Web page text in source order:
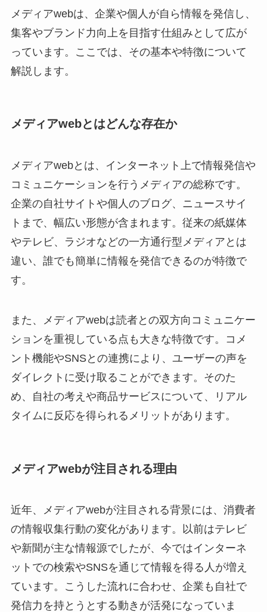
メディアwebは、企業や個人が自ら情報を発信し、
集客やブランド力向上を目指す仕組みとして広が
っています。ここでは、その基本や特徴について
解説します。
メディアwebとはどんな存在か
メディアwebとは、インターネット上で情報発信や
コミュニケーションを行うメディアの総称です。
企業の自社サイトや個人のブログ、ニュースサイ
トまで、幅広い形態が含まれます。従来の紙媒体
やテレビ、ラジオなどの一方通行型メディアとは
違い、誰でも簡単に情報を発信できるのが特徴で
す。
また、メディアwebは読者との双方向コミュニケー
ションを重視している点も大きな特徴です。コメ
ント機能やSNSとの連携により、ユーザーの声を
ダイレクトに受け取ることができます。そのた
め、自社の考えや商品サービスについて、リアル
タイムに反応を得られるメリットがあります。
メディアwebが注目される理由
近年、メディアwebが注目される背景には、消費者
の情報収集行動の変化があります。以前はテレビ
や新聞が主な情報源でしたが、今ではインターネ
ットでの検索やSNSを通じて情報を得る人が増え
ています。こうした流れに合わせ、企業も自社で
発信力を持とうとする動きが活発になっていま